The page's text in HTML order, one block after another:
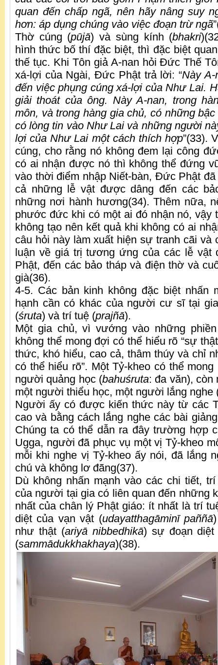
quan đến chấp ngã, nên hãy nâng suy
hơn: áp dụng chúng vào việc đoạn trừ ngã
Thờ cúng (pūjā) và sùng kính (bhakri
hình thức bố thí đặc biệt, thì đặc biệt
thế tục. Khi Tôn giả A-nan hỏi Đức Thế
xá-lợi của Ngài, Đức Phật trả lời: “Này
đến việc phụng cúng xá-lợi của Như Lai.
giải thoát của ông. Này A-nan, trong
môn, và trong hàng gia chủ, có những
có lòng tin vào Như Lai và những người
lợi của Như Lai một cách thích hợp”(33).
cúng, cho rằng nó không đem lại công
có ai nhận được nó thì không thể đứng
vào thời điểm nhập Niết-bàn, Đức Phật
cả những lễ vật được dâng đến các
những nơi hành hương(34). Thêm nữa,
phước đức khi có một ai đó nhận nó, vậy
không tạo nên kết quả khi không có ai
câu hỏi này làm xuất hiện sự tranh cãi và
luận về giá trị tương ứng của các lễ
Phật, đến các bảo tháp và điện thờ và
già(36).
4-5. Các bản kinh không đặc biệt nhấn
hạnh cần có khác của người cư sĩ tại
(śruta) và trí tuệ (prajñā).
Một gia chủ, vì vướng vào những
không thể mong đợi có thể hiểu rõ “sự
thức, khó hiểu, cao cả, thâm thúy và chỉ
có thể hiểu rõ”. Một Tỷ-kheo có thể
người quảng học (bahuśruta: đa văn),
một người thiểu học, một người lắng nghe
Người ấy có được kiến thức này từ các
cao và bằng cách lắng nghe các bài
Chúng ta có thể dẫn ra đây trường hợp
Ugga, người đã phục vụ một vị Tỷ-kheo
mỗi khi nghe vị Tỷ-kheo ấy nói, đã lắng
chú và không lơ đãng(37).
Dù không nhấn mạnh vào các chi tiết,
của người tại gia có liên quan đến những
nhất của chân lý Phật giáo: ít nhất là trí
diệt của vạn vật (udayatthagāminī paññā
như thật (ariyā nibbedhikā) sự đoạn diệt
(sammādukkhakhaya)(38).